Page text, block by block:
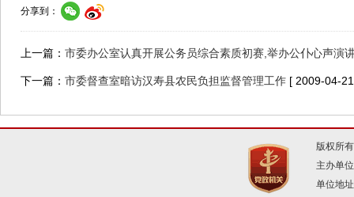
分享到：
上一篇： 市委办公室认真开展公务员综合素质初赛,举办公仆心声演
下一篇： 市委督查室暗访汉寿县农民负担监督管理工作 [ 2009-04-
版权所
主办单
单位地